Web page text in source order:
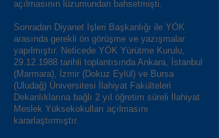
açılmasının lüzumundan bahsetmişti.
Sonradan Diyanet İşleri Başkanlığı ile YÖK
arasında gerekli ön görüşme ve yazışmalar
yapılmıştır. Neticede YÖK Yürütme Kurulu,
29.12.1988 tarihli toplantısında Ankara, İstanbul
(Marmara), İzmir (Dokuz Eylül) ve Bursa
(Uludağ) Üniversitesi İlahiyat Fakülteleri
Dekanlıklarına bağlı 2 yıl öğretim süreli İlahiyat
Meslek Yüksekokulları açılmasını
kararlaştırmıştır.